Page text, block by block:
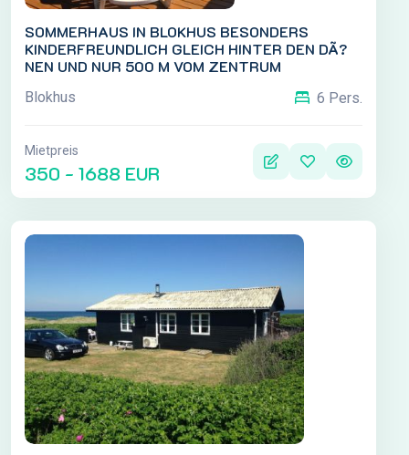
SOMMERHAUS IN BLOKHUS BESONDERS
KINDERFREUNDLICH GLEICH HINTER DEN DÃ?
NEN UND NUR 500 M VOM ZENTRUM
Blokhus 6 Pers.
Mietpreis
350 - 1688 EUR